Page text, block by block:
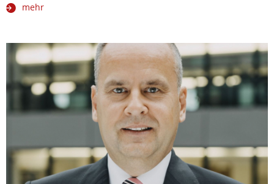
mehr